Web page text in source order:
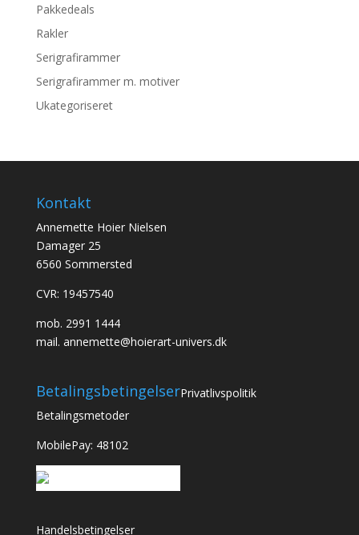
Pakkedeals
Rakler
Serigrafirammer
Serigrafirammer m. motiver
Ukategoriseret
Kontakt
Annemette Hoier Nielsen
Damager 25
6560 Sommersted
CVR: 19457540
mob. 2991 1444
mail. annemette@hoierart-univers.dk
Betalingsbetingelser
Betalingsmetoder
MobilePay: 48102
Handelsbetingelser
Privatlivspolitik